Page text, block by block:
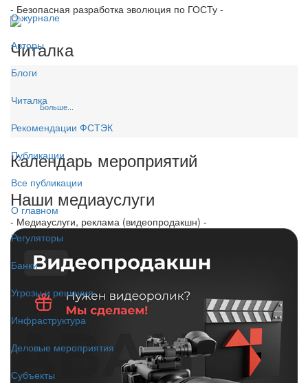
О журнале
Авторы
Блоги
Читалка
Рекомендации ФСТЭК
Публикации
Все публикации
О главном
Регуляторы
Банки
Угрозы и решения
Инфраструктура
Деловые мероприятия
Субъекты
- Безопасная разработка эволюция по ГОСТу -
Читалка
Больше...
Календарь мероприятий
Наши медиауслуги
- Медиауслуги, реклама (видеопродакшн) -